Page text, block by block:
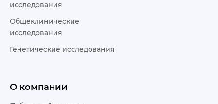
исследования
Общеклинические
исследования
Генетические исследования
О компании